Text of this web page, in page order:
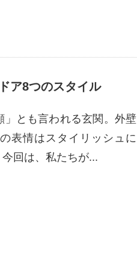
ア8つのスタイル
」とも言われる玄関。外壁
表情はスタイリッシュに
回は、私たちが...